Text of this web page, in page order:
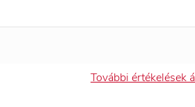
További értékelések